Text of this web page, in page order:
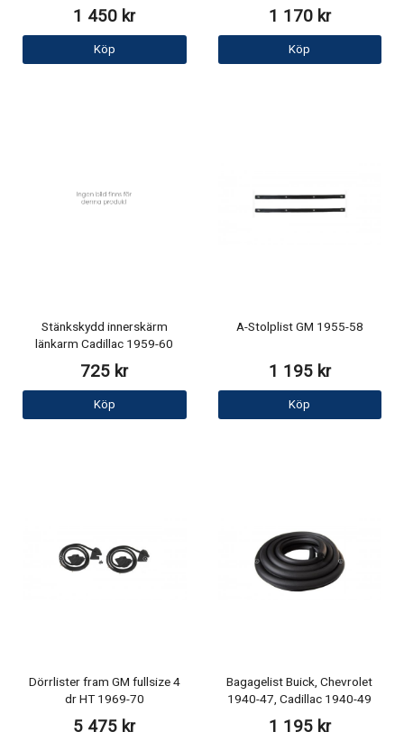
1 450 kr
Köp
1 170 kr
Köp
Stänkskydd innerskärm
länkarm Cadillac 1959-60
725 kr
Köp
A-Stolplist GM 1955-58
1 195 kr
Köp
Dörrlister fram GM fullsize 4
dr HT 1969-70
5 475 kr
Bagagelist Buick, Chevrolet
1940-47, Cadillac 1940-49
1 195 kr